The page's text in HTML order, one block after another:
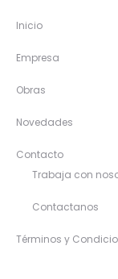
Inicio
Empresa
Obras
Novedades
Contacto
Trabaja con
Contactanos
Términos y